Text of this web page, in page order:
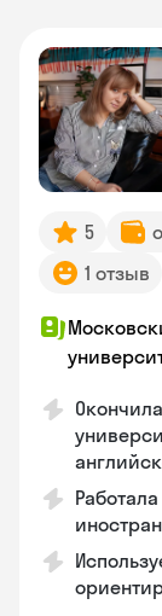
5
1 отзыв